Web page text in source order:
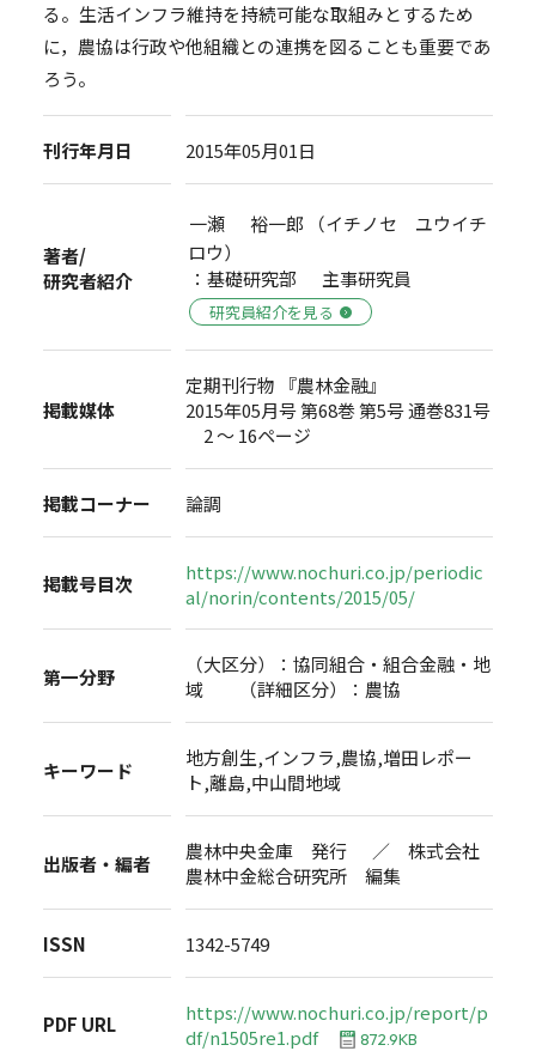
る。生活インフラ維持を持続可能な取組みとするため
に，農協は行政や他組織との連携を図ることも重要であ
ろう。
刊行年月日 2015年05月01日
著者/
研究者紹介
一瀬 裕一郎 （イチノセ ユウイチ
ロウ）
：基礎研究部 主事研究員
研究員紹介を見る
掲載媒体
定期刊行物 『農林金融』
2015年05月号 第68巻 第5号 通巻831号
2 ～ 16ページ
掲載コーナー 論調
掲載号目次
https://www.nochuri.co.jp/periodic
al/norin/contents/2015/05/
第一分野
（大区分）：協同組合・組合金融・地
域 （詳細区分）：農協
キーワード
地方創生,インフラ,農協,増田レポー
ト,離島,中山間地域
出版者・編者
農林中央金庫 発行 ／ 株式会社
農林中金総合研究所 編集
ISSN 1342-5749
PDF URL
https://www.nochuri.co.jp/report/p
df/n1505re1.pdf
872.9KB